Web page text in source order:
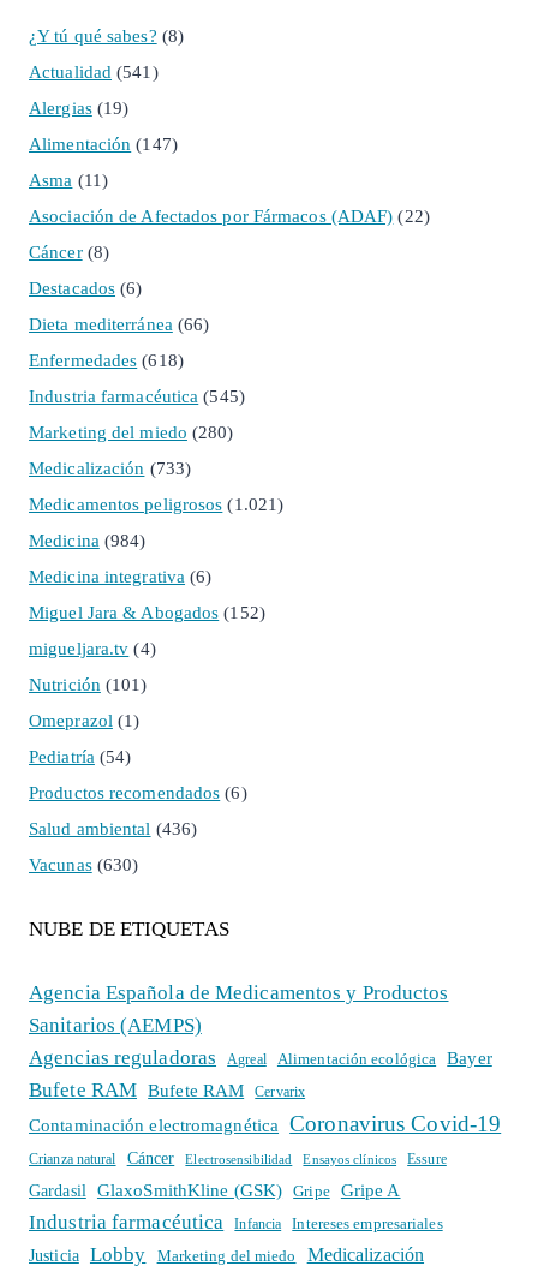
¿Y tú qué sabes? (8)
Actualidad (541)
Alergias(19)
Alimentación (147)
Asma (11)
Asociación de Afectados por Fármacos (ADAF) (22)
Cáncer(8)
Destacados (6)
Dieta mediterránea (66)
Enfermedades (618)
Industria farmacéutica (545)
Marketing del miedo (280)
Medicalización (733)
Medicamentos peligrosos (1.021)
Medicina (984)
Medicina integrativa (6)
Miguel Jara & Abogados (152)
migueljara.tv (4)
Nutrición (101)
Omeprazol (1)
Pediatría (54)
Productos recomendados (6)
Salud ambiental (436)
Vacunas(630)
NUBE DE ETIQUETAS
Agencia Española de Medicamentos y Productos
Sanitarios (AEMPS)
Agencias reguladoras
Agreal Alimentación ecológica Bayer
Bufete RAM Bufete RAM Cervarix
Contaminación electromagnética Coronavirus Covid-19
Crianza natural Cáncer Electrosensibilidad Ensayos clínicos Essure
Gardasil GlaxoSmithKline (GSK) Gripe Gripe A
Industria farmacéutica Infancia
Intereses empresariales
Justicia
Lobby Marketing del miedo Medicalización